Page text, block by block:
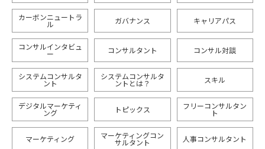
カーボンニュートラ
ル ガバナンス キャリアパス
コンサルインタビュ
ー コンサルタント コンサル対談
システムコンサルタ
ント
システムコンサルタ
ントとは？ スキル
デジタルマーケティ
ング トピックス フリーコンサルタン
ト
マーケティング マーケティングコン
サルタント 人事コンサルタント